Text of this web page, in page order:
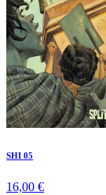
SHI 05
16,00 €